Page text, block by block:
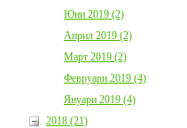
Юни 2019 (2)
Април 2019 (2)
Март 2019 (2)
Февруари 2019 (4)
Януари 2019 (4)
2018 (21)